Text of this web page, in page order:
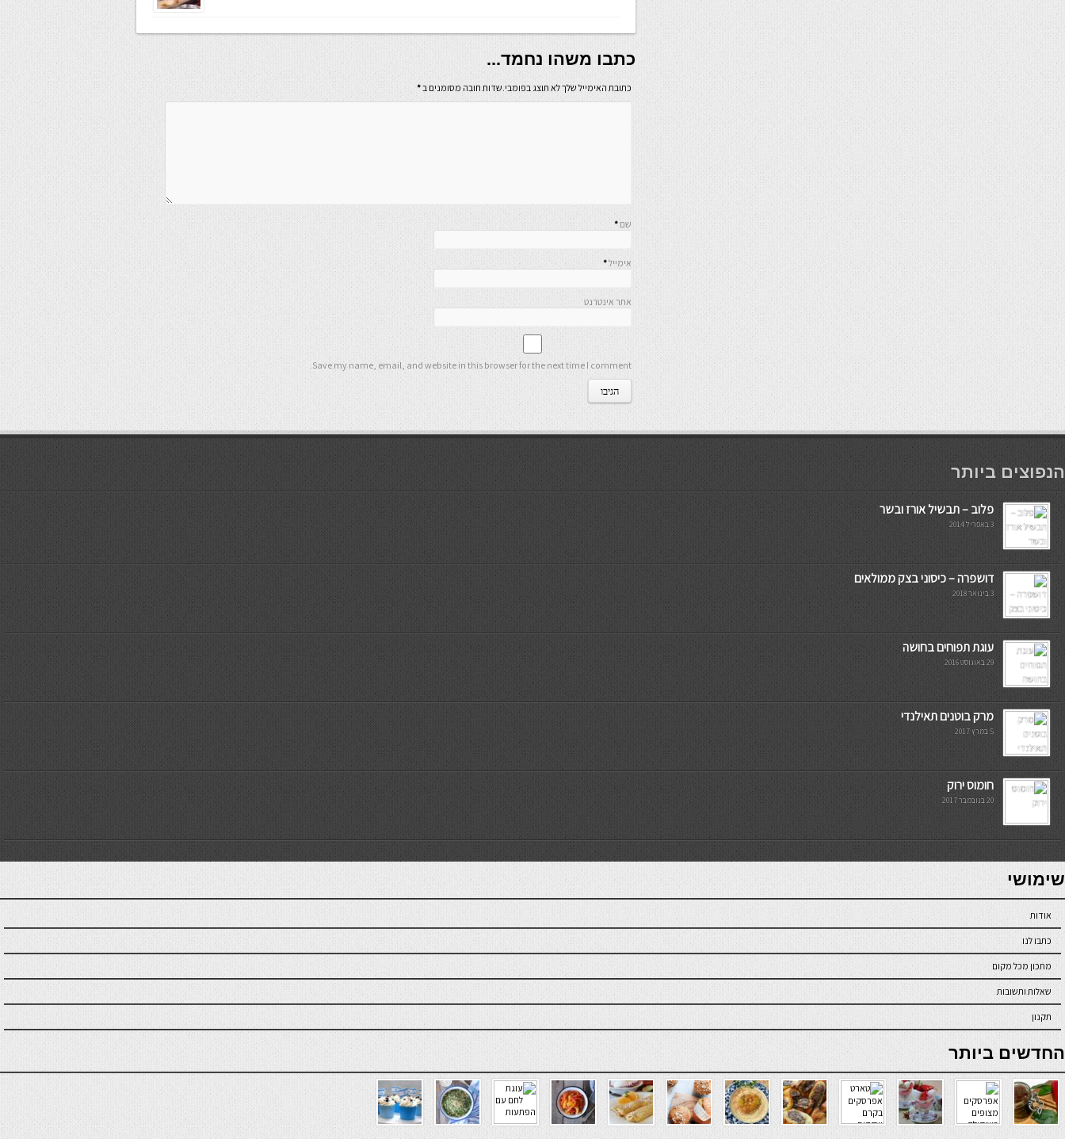
כתבו משהו נחמד...
כתובת האימייל שלך לא תוצג בפומבי.שדות חובה מסומנים ב*
שם *
אימייל*
אתר אינטרנט
Save my name, email, and website in this browser for the next time I comment.
мостбет кг
הנפוצים ביותר
פלוב – תבשיל אורז ובשר
3 באפריל 2014
דושפרה – כיסוני בצק ממולאים
3 בינואר 2018
עוגת תפוחים בחושה
29 באוגוסט 2016
מרק בוטנים תאילנדי
5 במרץ 2017
חומוס ירוק
20 בנובמבר 2017
7slots
seriöse online casinos österreich
שימושי
אודות
כתבו לנו
מתכון מכל מקום
שאלות ותשובות
תקנון
online casino
החדשים ביותר